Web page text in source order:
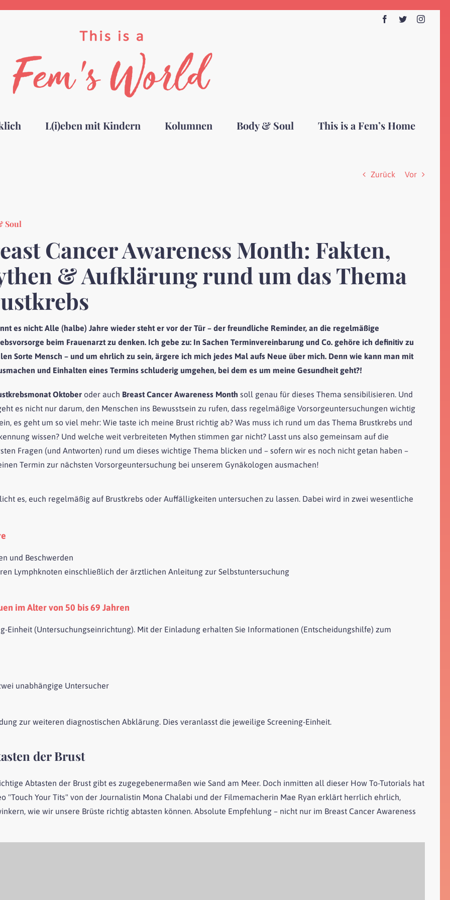
Facebook
Twitter
L(i)eben mit Kindern Kolumnen Body & Soul This is a Fem’s Home
Zurück Vor
Soul
Cancer Awareness Month: Fakten,
& Aufklärung rund um das Thema
es nicht: Alle (halbe) Jahre wieder steht er vor der Tür – der freundliche Reminder, an die regelmäßige
beim Frauenarzt zu denken. Ich gebe zu: In Sachen Terminvereinbarung und Co. gehöre ich definitiv zu
Sorte Mensch – und um ehrlich zu sein, ärgere ich mich jedes Mal aufs Neue über mich. Denn wie kann man mit
und Einhalten eines Termins schluderig umgehen, bei dem es um meine Gesundheit geht?!
Oktober oder auch Breast Cancer Awareness Month soll genau für dieses Thema sensibilisieren. Und
es nicht nur darum, den Menschen ins Bewusstsein zu rufen, dass regelmäßige Vorsorgeuntersuchungen wichtig
es geht um so viel mehr: Wie taste ich meine Brust richtig ab? Was muss ich rund um das Thema Brustkrebs und
wissen? Und welche weit verbreiteten Mythen stimmen gar nicht? Lasst uns also gemeinsam auf die
Fragen (und Antworten) rund um dieses wichtige Thema blicken und – sofern wir es noch nicht getan haben –
Termin zur nächsten Vorsorgeuntersuchung bei unserem Gynäkologen ausmachen!
es, euch regelmäßig auf Brustkrebs oder Auffälligkeiten untersuchen zu lassen. Dabei wird in zwei wesentliche
und Beschwerden
Lymphknoten einschließlich der ärztlichen Anleitung zur Selbstuntersuchung
im Alter von 50 bis 69 Jahren
-Einheit (Untersuchungseinrichtung). Mit der Einladung erhalten Sie Informationen (Entscheidungshilfe) zum
unabhängige Untersucher
zur weiteren diagnostischen Abklärung. Dies veranlasst die jeweilige Screening-Einheit.
der Brust
Abtasten der Brust gibt es zugegebenermaßen wie Sand am Meer. Doch inmitten all dieser How To-Tutorials hat
"Touch Your Tits" von der Journalistin Mona Chalabi und der Filmemacherin Mae Ryan erklärt herrlich ehrlich,
wie wir unsere Brüste richtig abtasten können. Absolute Empfehlung – nicht nur im Breast Cancer Awareness